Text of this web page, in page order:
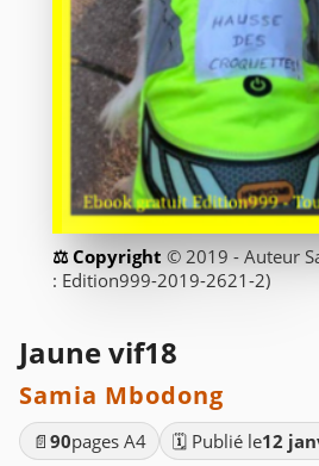
© 2019 - Auteur
: Edition999-2019-2621-2)
Jaune vif18
Samia Mbodong
📄 90pages A4 🗓️ Publié le12